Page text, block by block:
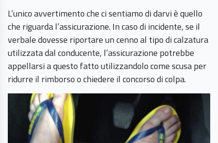
L’unico avvertimento che ci sentiamo di darvi è quello
che riguarda l’assicurazione. In caso di incidente, se il
verbale dovesse riportare un cenno al tipo di calzatura
utilizzata dal conducente, l’assicurazione potrebbe
appellarsi a questo fatto utilizzandolo come scusa per
ridurre il rimborso o chiedere il concorso di colpa.